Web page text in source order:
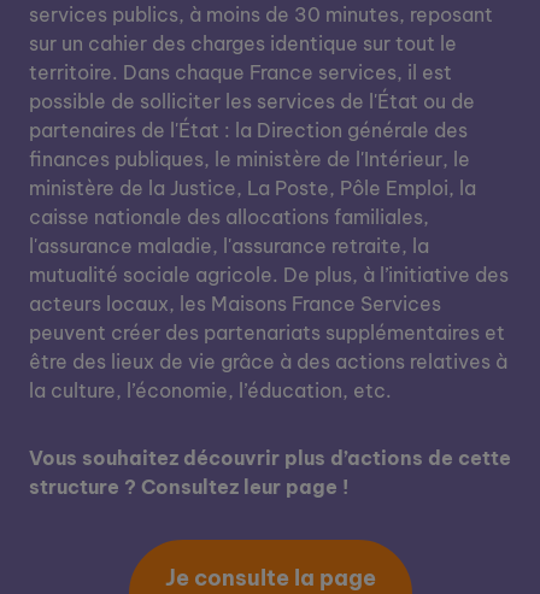
services publics, à moins de 30 minutes, reposant
sur un cahier des charges identique sur tout le
territoire. Dans chaque France services, il est
possible de solliciter les services de l'État ou de
partenaires de l'État : la Direction générale des
finances publiques, le ministère de l'Intérieur, le
ministère de la Justice, La Poste, Pôle Emploi, la
caisse nationale des allocations familiales,
l'assurance maladie, l'assurance retraite, la
mutualité sociale agricole. De plus, à l’initiative des
acteurs locaux, les Maisons France Services
peuvent créer des partenariats supplémentaires et
être des lieux de vie grâce à des actions relatives à
la culture, l’économie, l’éducation, etc.
Vous souhaitez découvrir plus d’actions de cette
structure ? Consultez leur page !
Je consulte la page